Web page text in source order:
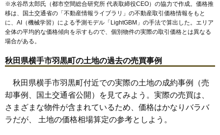
57 平鹿町上吉田 1.7万円 165万円 -14.7%
山内平野沢 1.7万円 74万円 -15.6%
59
60 雄物川町造山 1.6万円 251万円
62 十文字町植田 1.4万円 69万円 6.4%
63 大雄 1.4万円 132万円 -5.2%
金沢中野 215万円
※水谷昂太郎氏（都市空間総合研究所 代表取締役CEO）の協力で作成。価格推
移は、国土交通省の「不動産情報ライブラリ 」の不動産取引価格情報をもと
に、AI（機械学習）による予測モデル「LightGBM」の手法で算出した。エリア
全体の平均的な価格傾向を示すもので、個別物件の実際の取引価格とは異なる
場合がある。
秋田県横手市羽黒町の土地の過去の売買事例
秋田県横手市羽黒町付近での実際の土地の成約事例（売
却事例、国土交通省公開）を見てみよう。実際の売買は、
さまざまな物件が含まれているため、価格はかなりバラバ
ラだが、 土地の価格相場算定の参考としよう。